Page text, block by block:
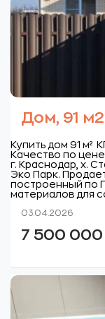
Дом, 91
Купить дом 91 м²
Качество по
г. Краснодар, х.
Эко Парк.
построенный по
материалов для
03.04.2026
7 500 000